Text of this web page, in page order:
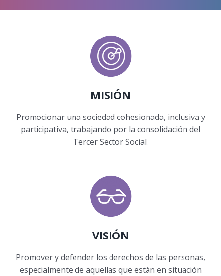
MISIÓN
Promocionar una sociedad cohesionada, inclusiva y
participativa, trabajando por la consolidación del
Tercer Sector Social.
VISIÓN
Promover y defender los derechos de las personas,
especialmente de aquellas que están en situación